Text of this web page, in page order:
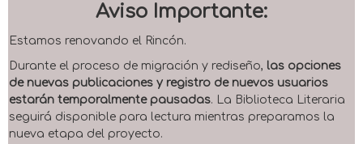
Aviso Importante:
Estamos renovando el Rincón.
Durante el proceso de migración y rediseño, las opciones
de nuevas publicaciones y registro de nuevos usuarios
estarán temporalmente pausadas. La Biblioteca Literaria
seguirá disponible para lectura mientras preparamos la
nueva etapa del proyecto.